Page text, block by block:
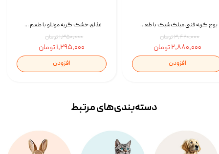
غذای خشک گربه مونلو با طعم گوشت پرندگان و ماهی سالمون Monello Adult Hairball Control وزن 1 کیلوگرم
۱,۳۵۰,۰۰۰ تومان
۱,۲۹۵,۰۰۰ تومان
افزودن
پوچ گربه فنبی میلک‌شیک با طعم مرغ Faenbei Cat Milk Shake Pouch بسته 12 عددی
۳,۴۲۰,۰۰۰ تومان
۲,۸۸۰,۰۰۰ تومان
افزودن
دسته‌بندی‌‌های مرتبط